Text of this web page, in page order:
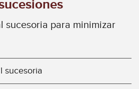
sucesoria para minimizar
sucesoria